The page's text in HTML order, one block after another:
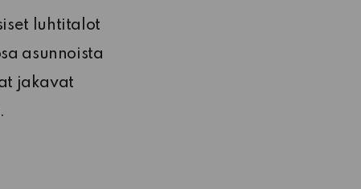
luhtitalot
asunnoista
jakavat